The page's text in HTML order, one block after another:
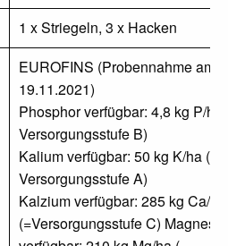
1 x Striegeln, 3 x Hacken
EUROFINS (Probennahme am
19.11.2021)
Phosphor verfügbar: 4,8 kg P/ha
Versorgungsstufe B)
Kalium verfügbar: 50 kg K/ha (=
Versorgungsstufe A)
Kalzium verfügbar: 285 kg Ca/ha
(=Versorgungsstufe C)